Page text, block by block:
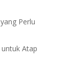
Perlu
Atap